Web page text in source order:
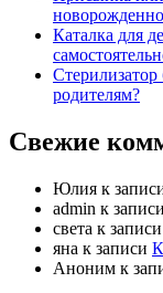
Каталка для
родителям?
Свежие
Юлия к
admin к записи
света к записи
яна к записи
Аноним к